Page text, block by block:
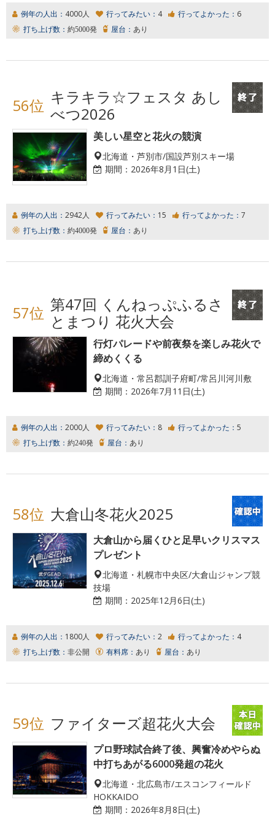
例年の人出： 4000人 行ってみたい： 4 行ってよかった： 6
打ち上げ数： 約5000発 屋台： あり
56位 キラキラ☆フェスタ あし
べつ2026
美しい星空と花火の競演
北海道・芦別市/国設芦別スキー場
期間： 2026年8月1日(土)
例年の人出： 2942人 行ってみたい： 15 行ってよかった： 7
打ち上げ数： 約4000発 屋台： あり
57位 第47回 くんねっぷふるさ
とまつり 花火大会
行灯パレードや前夜祭を楽しみ花火で
締めくくる
北海道・常呂郡訓子府町/常呂川河川敷
期間： 2026年7月11日(土)
例年の人出： 2000人 行ってみたい： 8 行ってよかった： 5
打ち上げ数： 約240発 屋台： あり
58位 大倉山冬花火2025
大倉山から届くひと足早いクリスマス
プレゼント
北海道・札幌市中央区/大倉山ジャンプ競
技場
期間： 2025年12月6日(土)
例年の人出： 1800人 行ってみたい： 2 行ってよかった： 4
打ち上げ数： 非公開 有料席： あり 屋台： あり
59位 ファイターズ超花火大会
プロ野球試合終了後、興奮冷めやらぬ
中打ちあがる6000発超の花火
北海道・北広島市/エスコンフィールド
HOKKAIDO
期間： 2026年8月8日(土)